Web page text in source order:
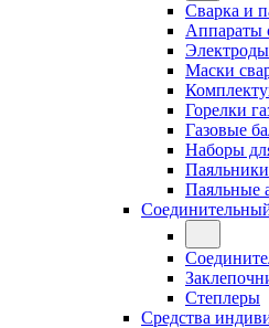
Сварка и
Аппараты
Электроды
Маски
Горелки
Газовые
Наборы
Паяльники
Паяльные
Степлеры
Средства